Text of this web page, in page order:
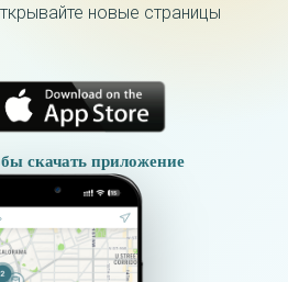
новые страницы
скачать приложение